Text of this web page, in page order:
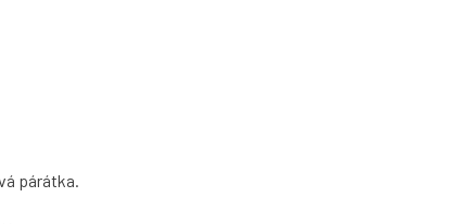
párátka.